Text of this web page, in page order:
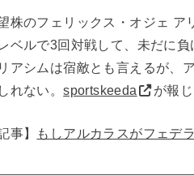
株のフェリックス・オジェ ア
ベルで3回対戦して、未だに
アシムは宿敵とも言えるが、
れない。sportskeeda が報じ
事】 もしアルカラスがフェデ